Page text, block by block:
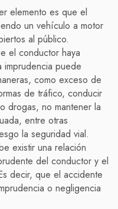
elemento es que el
un vehículo a motor
al público.
el conductor haya
imprudencia puede
como exceso de
de tráfico, conducir
drogas, no mantener la
entre otras
la seguridad vial.
existir una relación
del conductor y el
decir, que el accidente
o negligencia